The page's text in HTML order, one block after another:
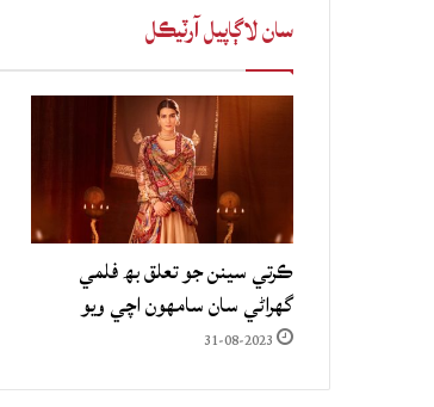
سان لاڳاپيل آرٽيڪل
ڪرتي سينن جو تعلق بھ فلمي
گهراڻي سان سامهون اچي ويو
31-08-2023